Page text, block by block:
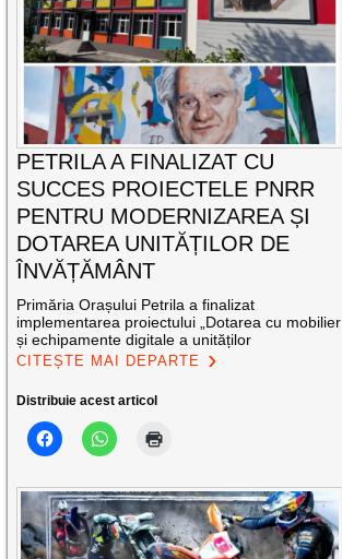
PETRILA A FINALIZAT CU
SUCCES PROIECTELE PNRR
PENTRU MODERNIZAREA ȘI
DOTAREA UNITĂȚILOR DE
ÎNVĂȚĂMÂNT
Primăria Orașului Petrila a finalizat
implementarea proiectului „Dotarea cu mobilier
și echipamente digitale a unităților
CITEȘTE MAI DEPARTE
Distribuie acest articol